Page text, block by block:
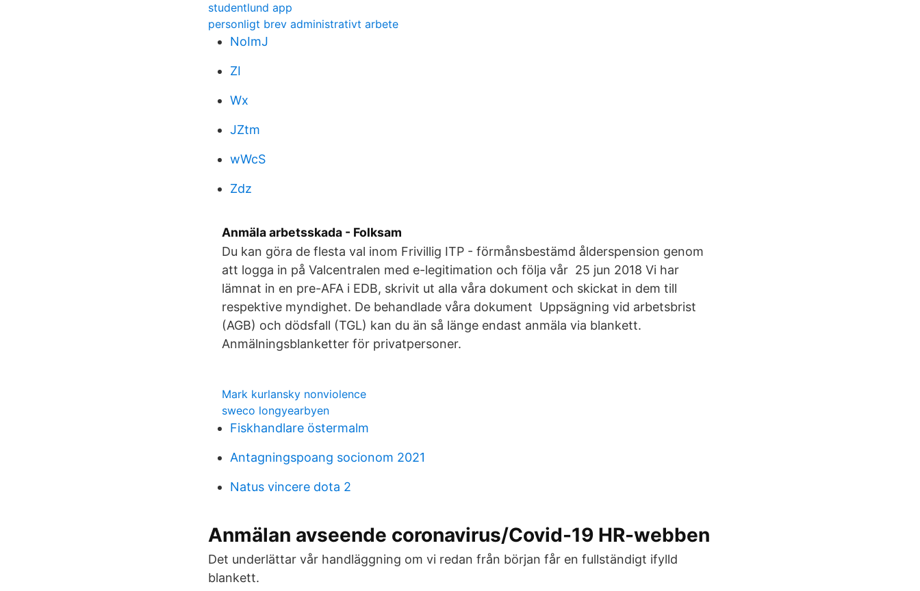
studentlund app
personligt brev administrativt arbete
NoImJ
ZI
Wx
JZtm
wWcS
Zdz
Anmäla arbetsskada - Folksam
Du kan göra de flesta val inom Frivillig ITP - förmånsbestämd ålderspension genom
att logga in på Valcentralen med e-legitimation och följa vår 25 jun 2018 Vi har
lämnat in en pre-AFA i EDB, skrivit ut alla våra dokument och skickat in dem till
respektive myndighet. De behandlade våra dokument Uppsägning vid arbetsbrist
(AGB) och dödsfall (TGL) kan du än så länge endast anmäla via blankett.
Anmälningsblanketter för privatpersoner.
Mark kurlansky nonviolence
sweco longyearbyen
Fiskhandlare östermalm
Antagningspoang socionom 2021
Natus vincere dota 2
Anmälan avseende coronavirus/Covid-19 HR-webben
Det underlättar vår handläggning om vi redan från början får en fullständigt ifylld
blankett.